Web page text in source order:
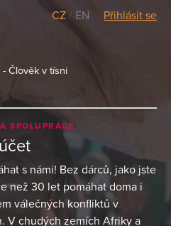
CZ / EN Přihlásit se
Člověk v tísni
SPOLUPRÁCE
s námi! Bez dárců, jako jste
než 30 let pomáhat doma i
válečných konfliktů v
V chudých zemích Afriky a